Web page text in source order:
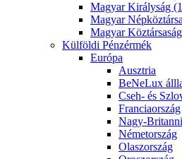
Magyar Királyság
Magyar
Magyar
Külföldi Pénzérmék
Európa
Ausztria
BeNeLux
Cseh- és
Franciaország
Nagy-
Németország
Olaszország